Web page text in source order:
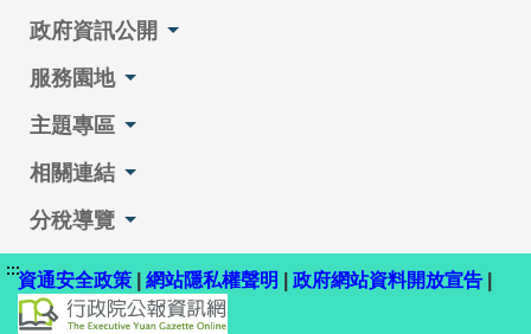
政府資訊公開
服務園地
主題專區
相關連結
分稅導覽
:::資通安全政策 網站隱私權聲明 政府網站資料開放宣告